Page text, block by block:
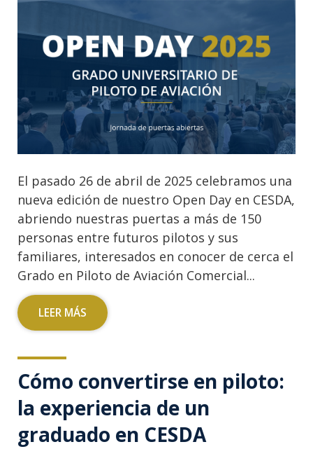
El pasado 26 de abril de 2025 celebramos una
nueva edición de nuestro Open Day en CESDA,
abriendo nuestras puertas a más de 150
personas entre futuros pilotos y sus
familiares, interesados en conocer de cerca el
Grado en Piloto de Aviación Comercial...
LEER MÁS
Cómo convertirse en piloto:
la experiencia de un
graduado en CESDA